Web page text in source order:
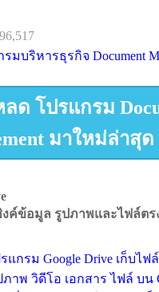
มบริหารธุรกิจ Document
ด โปรแกรม
มาใหม่ล่าสุด
ค์ข้อมูล รูปภาพและไฟล์ตรง
กรม Google Drive เก็บไฟ
าพ วิดีโอ เอกสาร ไฟล์ บน